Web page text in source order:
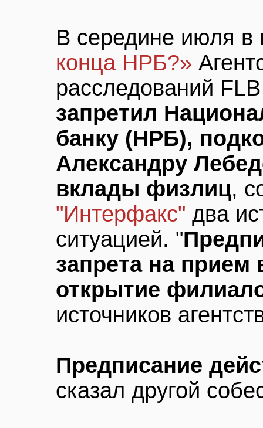
В середине июля в
конца НРБ?»
расследований
запретил
банку (НРБ),
Александру
вклады физлиц,
"Интерфакс" два
ситуацией. "
запрета на
открытие
источников
Предписание
сказал другой